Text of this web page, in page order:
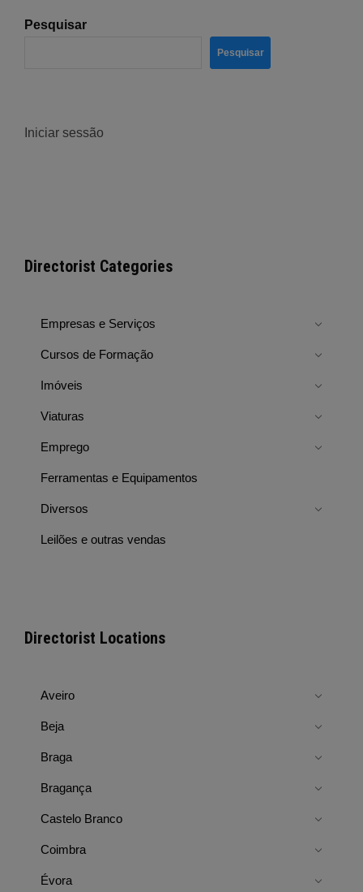
Pesquisar
Pesquisar
Iniciar sessão
Directorist Categories
Empresas e Serviços
Cursos de Formação
Imóveis
Viaturas
Emprego
Ferramentas e Equipamentos
Diversos
Leilões e outras vendas
Directorist Locations
Aveiro
Beja
Braga
Bragança
Castelo Branco
Coimbra
Évora